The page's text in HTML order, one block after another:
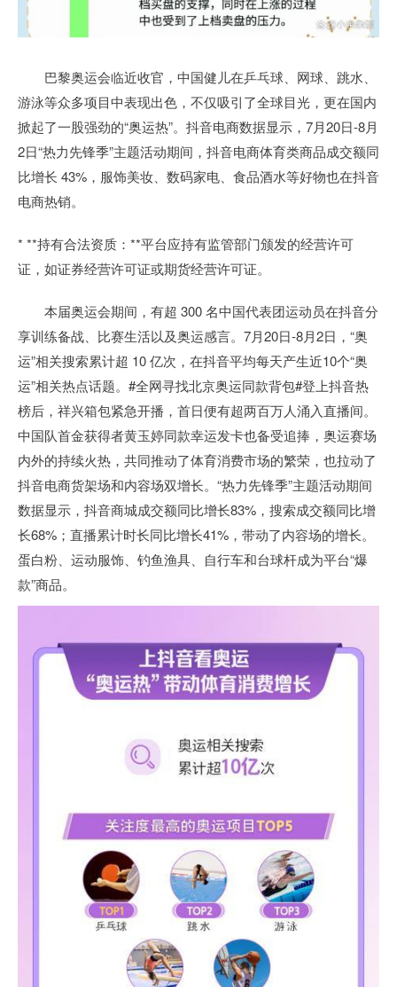
巴黎奥运会临近收官，中国健儿在乒乓球、网球、跳水、
游泳等众多项目中表现出色，不仅吸引了全球目光，更在国内
掀起了一股强劲的“奥运热”。抖音电商数据显示，7月20日-8月
2日“热力先锋季”主题活动期间，抖音电商体育类商品成交额同
比增长 43%，服饰美妆、数码家电、食品酒水等好物也在抖音
电商热销。
* **持有合法资质：**平台应持有监管部门颁发的经营许可
证，如证券经营许可证或期货经营许可证。
本届奥运会期间，有超 300 名中国代表团运动员在抖音分
享训练备战、比赛生活以及奥运感言。7月20日-8月2日，“奥
运”相关搜索累计超 10 亿次，在抖音平均每天产生近10个“奥
运”相关热点话题。#全网寻找北京奥运同款背包#登上抖音热
榜后，祥兴箱包紧急开播，首日便有超两百万人涌入直播间。
中国队首金获得者黄玉婷同款幸运发卡也备受追捧，奥运赛场
内外的持续火热，共同推动了体育消费市场的繁荣，也拉动了
抖音电商货架场和内容场双增长。“热力先锋季”主题活动期间
数据显示，抖音商城成交额同比增长83%，搜索成交额同比增
长68%；直播累计时长同比增长41%，带动了内容场的增长。
蛋白粉、运动服饰、钓鱼渔具、自行车和台球杆成为平台“爆
款”商品。